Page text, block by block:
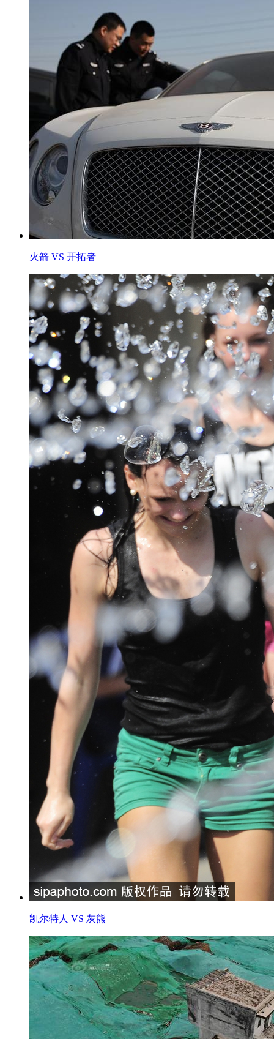
火箭 VS 开拓者
凯尔特人 VS 灰熊